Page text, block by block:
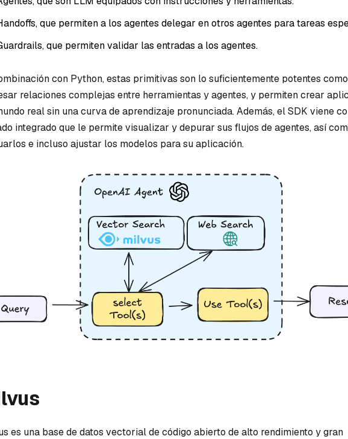
que permiten a los agentes delegar en otros agentes para tareas
que permiten validar las entradas a los agentes.
con Python, estas primitivas son lo suficientemente potentes
relaciones complejas entre herramientas y agentes, y permiten crear
real sin una curva de aprendizaje pronunciada. Además, el SDK viene
integrado que le permite visualizar y depurar sus flujos de agentes, así
e incluso ajustar los modelos para su aplicación.
es una base de datos vectorial de código abierto de alto rendimiento y gran